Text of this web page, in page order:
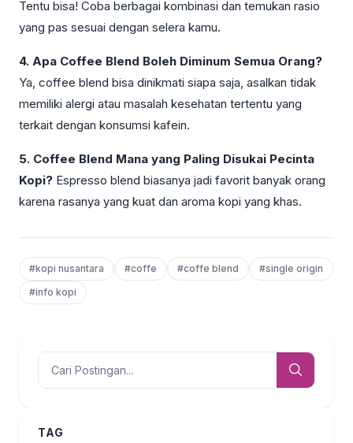
Tentu bisa! Coba berbagai kombinasi dan temukan rasio
yang pas sesuai dengan selera kamu.
4. Apa Coffee Blend Boleh Diminum Semua Orang?
Ya, coffee blend bisa dinikmati siapa saja, asalkan tidak
memiliki alergi atau masalah kesehatan tertentu yang
terkait dengan konsumsi kafein.
5. Coffee Blend Mana yang Paling Disukai Pecinta
Kopi? Espresso blend biasanya jadi favorit banyak orang
karena rasanya yang kuat dan aroma kopi yang khas.
#kopi nusantara #coffe #coffe blend
#single origin
#info kopi
TAG